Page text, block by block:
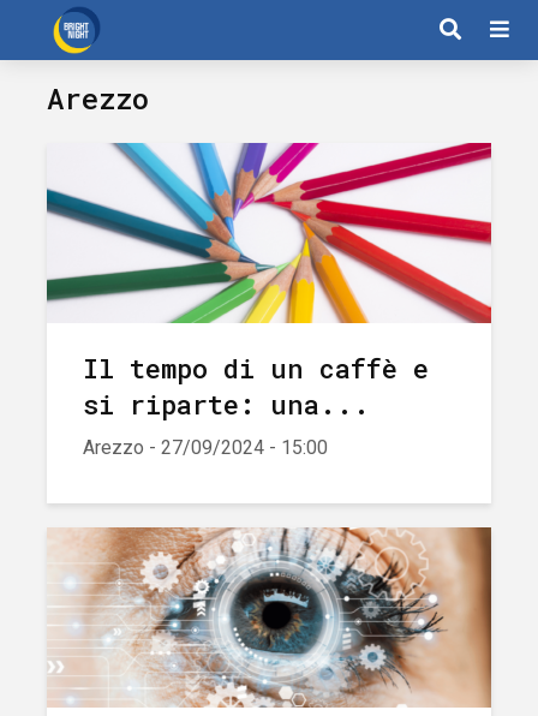
Arezzo
Il tempo di un caffè e
si riparte: una...
Arezzo - 27/09/2024 - 15:00